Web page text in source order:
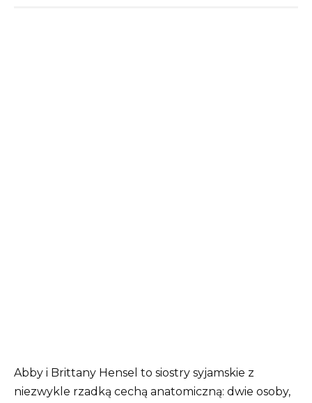
Abby i Brittany Hensel to siostry syjamskie z
niezwykle rzadką cechą anatomiczną: dwie osoby,